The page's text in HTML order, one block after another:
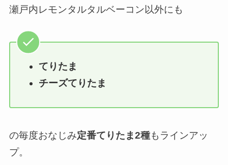
瀬戸内レモンタルタルベーコン以外にも
てりたま
チーズてりたま
の毎度おなじみ定番てりたま2種もラインアッ
プ。